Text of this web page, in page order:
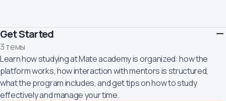
Get Started
3 темы
Learn how studying at Mate academy is organized: how the
platform works, how interaction with mentors is structured,
what the program includes, and get tips on how to study
effectively and manage your time.